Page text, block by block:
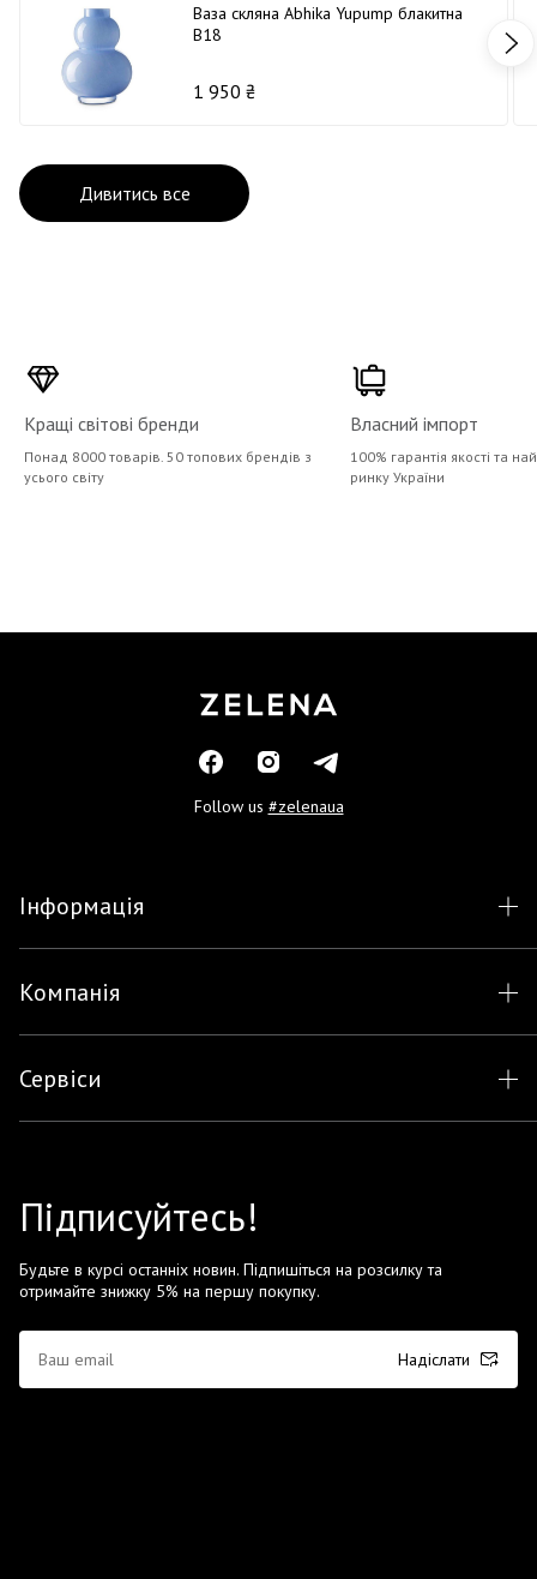
Ваза скляна Abhika Yupump блакитна
В18
1 950 ₴
Дивитись все
Кращі світові бренди
Понад 8000 товарів. 50 топових брендів з
усього світу
Власний імпорт
100% гарантія якості та
ринку України
Follow us #zelenaua
Інформація
Компанія
Сервіси
Підписуйтесь!
Будьте в курсі останніх новин. Підпишіться на розсилку та
отримайте знижку 5% на першу покупку.
Надіслати